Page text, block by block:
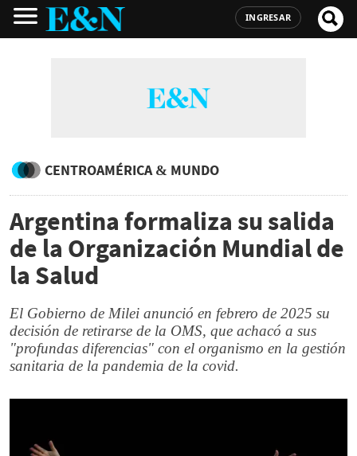
INGRESAR
CENTROAMÉRICA & MUNDO
Argentina formaliza su salida
de la Organización Mundial de
la Salud
El Gobierno de Milei anunció en febrero de 2025 su
decisión de retirarse de la OMS, que achacó a sus
"profundas diferencias" con el organismo en la gestión
sanitaria de la pandemia de la covid.